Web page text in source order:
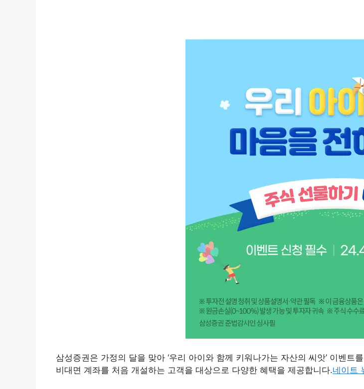
삼성증권은 가정의 달을 맞아 ‘우리 아이와 함께 키워나가는 자산의 씨앗’ 이벤트
비대면 계좌를 처음 개설하는 고객을 대상으로 다양한 혜택을 제공합니다.네이트